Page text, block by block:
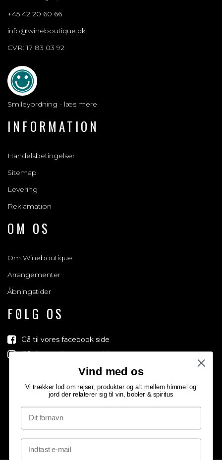
+45 42 20 60 66
info@wineboutique.dk
CVR: 17 83 03 92
Smileyordning - læs mere
INFORMATION
Handelsbetingelser
Sitemap
Levering
Reklamation
OM OS
Om Wineboutique
Arrangementer
Åbningstider
FØLG OS
Gå til vores facebook side
Gå til vores Instagram side
Vind med os
Vi trækker lod om rejser, produkter og alt mellem himmel og
jord der relaterer sig til vin, bobler & spiritus